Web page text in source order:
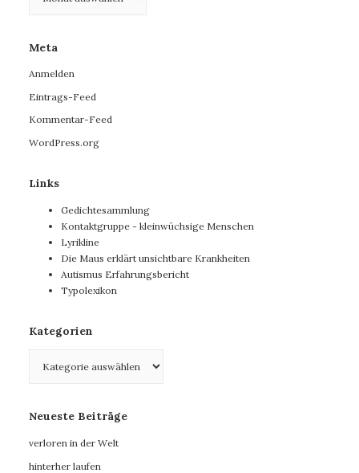
Meta
Anmelden
Eintrags-Feed
Kommentar-Feed
WordPress.org
Links
Gedichtesammlung
Kontaktgruppe - kleinwüchsige Menschen
Lyrikline
Die Maus erklärt unsichtbare Krankheiten
Autismus Erfahrungsbericht
Typolexikon
Kategorien
Neueste Beiträge
verloren in der Welt
hinterher laufen